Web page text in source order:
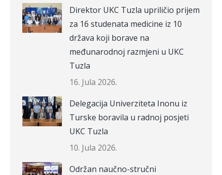
Direktor UKC Tuzla upriličio prijem
za 16 studenata medicine iz 10
država koji borave na
međunarodnoj razmjeni u UKC
Tuzla
16. Jula 2026.
Delegacija Univerziteta Inonu iz
Turske boravila u radnoj posjeti
UKC Tuzla
10. Jula 2026.
Održan naučno-stručni